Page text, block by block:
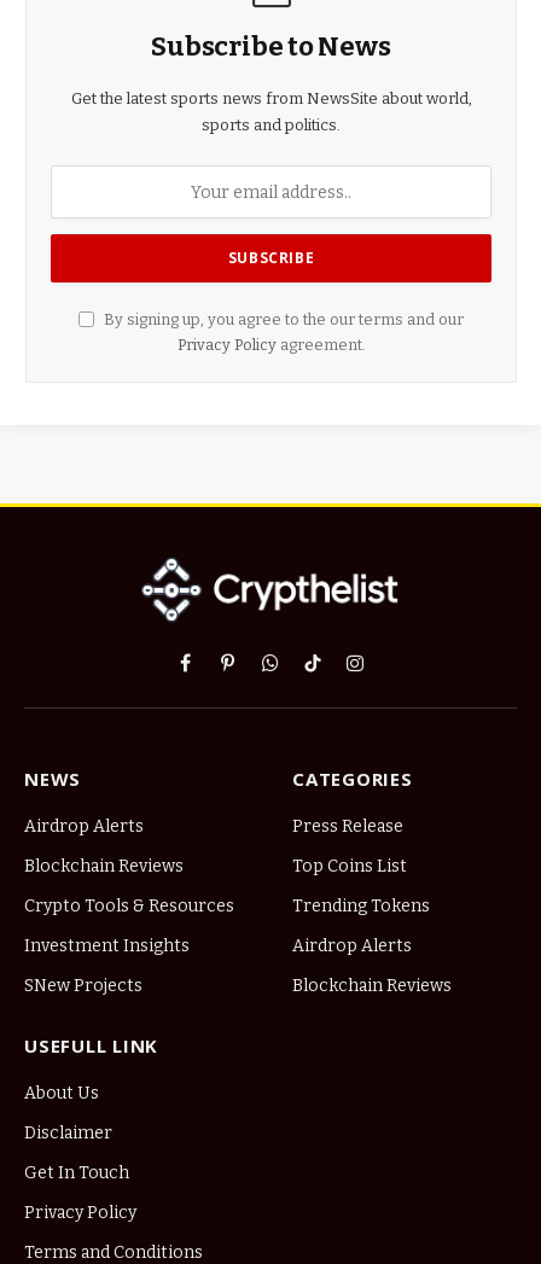
Subscribe to News
Get the latest sports news from NewsSite about world,
sports and politics.
By signing up, you agree to the our terms and our
Privacy Policyagreement.
Facebook
PinterestWhatsApp
TikTokInstagram
NEWS
Airdrop Alerts
Blockchain Reviews
Crypto Tools & Resources
Investment Insights
SNew Projects
CATEGORIES
Press Release
Top Coins List
Trending Tokens
Airdrop Alerts
Blockchain Reviews
USEFULL LINK
About Us
Disclaimer
Get In Touch
Privacy Policy
Terms and Conditions